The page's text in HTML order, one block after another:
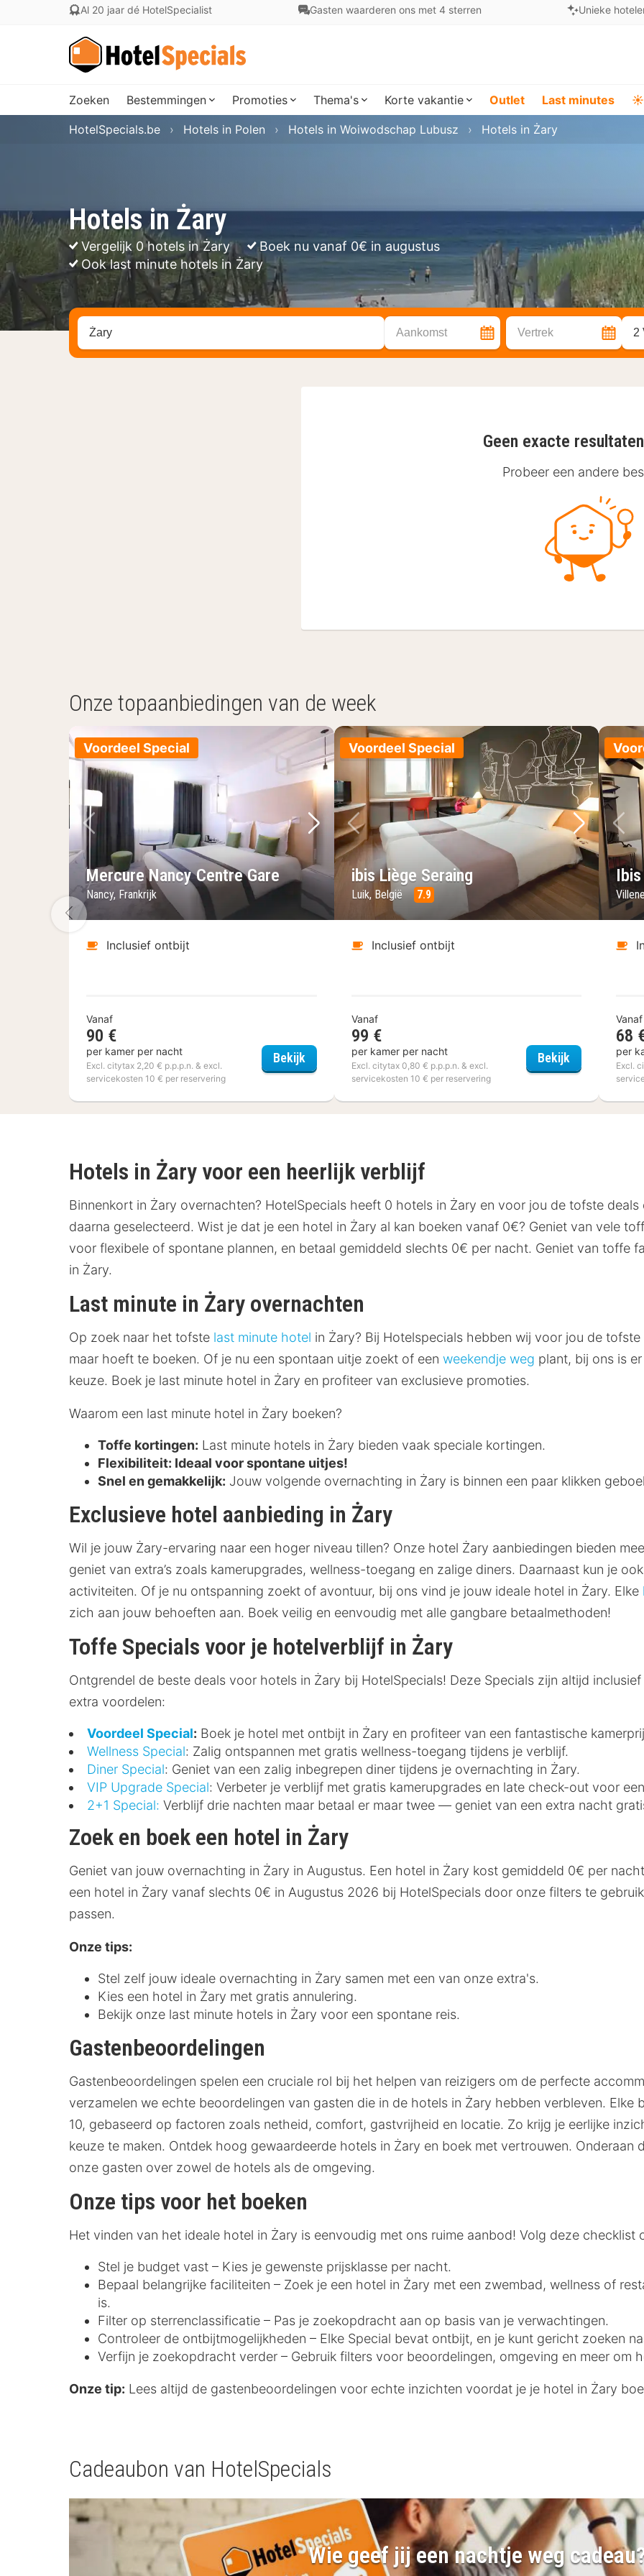
Al 20 jaar dé HotelSpecialist Gasten waarderen ons met 4 sterren Unieke
Zoeken Bestemmingen Promoties Thema's Korte vakantie Outlet Last minutes ☀️
Hotels in Żary
Vergelijk 0 hotels in Żary
Boek nu vanaf 0€ in augustus
Ook last minute hotels in Żary
HotelSpecials.be Hotels in Polen Hotels in Woiwodschap Lubusz Hotels in Żary
Zoek op hotel, regio of stad Aankomst Vertrek 2
Geen exacte
Probeer een andere
Onze topaanbiedingen van de week
Voordeel Special
Vorige foto
Volgende foto
Mercure Nancy Centre Gare
Nancy, Frankrijk
Inclusief ontbijt
Vanaf
90 €
per kamer per nacht
Excl. citytax 2,20 € p.p.p.n. & excl.
servicekosten 10 € per reservering
BekijkMercure Nancy Centre Gare
Voordeel Special
Vorige foto
Volgende
ibis Liège Seraing
Luik, België 7.9
Inclusief ontbijt
Vanaf
99 €
per kamer per nacht
Excl. citytax 0,80 € p.p.p.n. & excl.
servicekosten 10 € per reservering
Bekijk ibis Liège
Vanaf
68
per
Excl.
Vorige foto
Hotels in Żary voor een heerlijk verblijf
Binnenkort in Żary overnachten? HotelSpecials heeft 0 hotels in Żary en voor jou de tofste
daarna geselecteerd. Wist je dat je een hotel in Żary al kan boeken vanaf 0€? Geniet van vele
voor flexibele of spontane plannen, en betaal gemiddeld slechts 0€ per nacht. Geniet van toffe
in Żary.
Last minute in Żary overnachten
Op zoek naar het tofste last minute hotel in Żary? Bij Hotelspecials hebben wij voor jou de
maar hoeft te boeken. Of je nu een spontaan uitje zoekt of een weekendje weg plant, bij ons is
keuze. Boek je last minute hotel in Żary en profiteer van exclusieve promoties.
Waarom een last minute hotel in Żary boeken?
Toffe kortingen: Last minute hotels in Żary bieden vaak speciale kortingen.
Flexibiliteit: Ideaal voor spontane uitjes!
Snel en gemakkelijk: Jouw volgende overnachting in Żary is binnen een paar klikken
Exclusieve hotel aanbieding in Żary
Wil je jouw Żary-ervaring naar een hoger niveau tillen? Onze hotel Żary aanbiedingen bieden
geniet van extra’s zoals kamerupgrades, wellness-toegang en zalige diners. Daarnaast kun je
activiteiten. Of je nu ontspanning zoekt of avontuur, bij ons vind je jouw ideale hotel in Żary. Elke
zich aan jouw behoeften aan. Boek veilig en eenvoudig met alle gangbare betaalmethoden!
Toffe Specials voor je hotelverblijf in Żary
Ontgrendel de beste deals voor hotels in Żary bij HotelSpecials! Deze Specials zijn altijd
extra voordelen:
Voordeel Special: Boek je hotel met ontbijt in Żary en profiteer van een fantastische
Wellness Special: Zalig ontspannen met gratis wellness-toegang tijdens je verblijf.
Diner Special: Geniet van een zalig inbegrepen diner tijdens je overnachting in Żary.
VIP Upgrade Special: Verbeter je verblijf met gratis kamerupgrades en late check-out voor
2+1 Special: Verblijf drie nachten maar betaal er maar twee — geniet van een extra nacht
Zoek en boek een hotel in Żary
Geniet van jouw overnachting in Żary in Augustus. Een hotel in Żary kost gemiddeld 0€ per
een hotel in Żary vanaf slechts 0€ in Augustus 2026 bij HotelSpecials door onze filters te
passen.
Onze tips:
Stel zelf jouw ideale overnachting in Żary samen met een van onze extra's.
Kies een hotel in Żary met gratis annulering.
Bekijk onze last minute hotels in Żary voor een spontane reis.
Gastenbeoordelingen
Gastenbeoordelingen spelen een cruciale rol bij het helpen van reizigers om de perfecte
verzamelen we echte beoordelingen van gasten die in de hotels in Żary hebben verbleven. Elke
10, gebaseerd op factoren zoals netheid, comfort, gastvrijheid en locatie. Zo krijg je eerlijke
keuze te maken. Ontdek hoog gewaardeerde hotels in Żary en boek met vertrouwen. Onderaan
onze gasten over zowel de hotels als de omgeving.
Onze tips voor het boeken
Het vinden van het ideale hotel in Żary is eenvoudig met ons ruime aanbod! Volg deze
Stel je budget vast – Kies je gewenste prijsklasse per nacht.
Bepaal belangrijke faciliteiten – Zoek je een hotel in Żary met een zwembad, wellness of
is.
Filter op sterrenclassificatie – Pas je zoekopdracht aan op basis van je verwachtingen.
Controleer de ontbijtmogelijkheden – Elke Special bevat ontbijt, en je kunt gericht zoeken
Verfijn je zoekopdracht verder – Gebruik filters voor beoordelingen, omgeving en meer om
Onze tip: Lees altijd de gastenbeoordelingen voor echte inzichten voordat je je hotel in Żary
Cadeaubon van HotelSpecials
Wie geef jij een nachtje weg